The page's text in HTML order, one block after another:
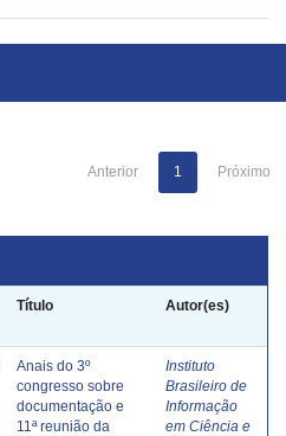
Anterior 1 Próximo
Título Autor(es)
Anais do 3º
congresso sobre
documentação e
11ª reunião da
Instituto
Brasileiro de
Informação
em Ciência e